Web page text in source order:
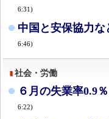
6:31)
中国と安保協力
6:46)
社会・労働
６月の失業率0.9
6:22)